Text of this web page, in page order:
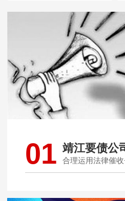
01 靖江要债公
合理运用法律催